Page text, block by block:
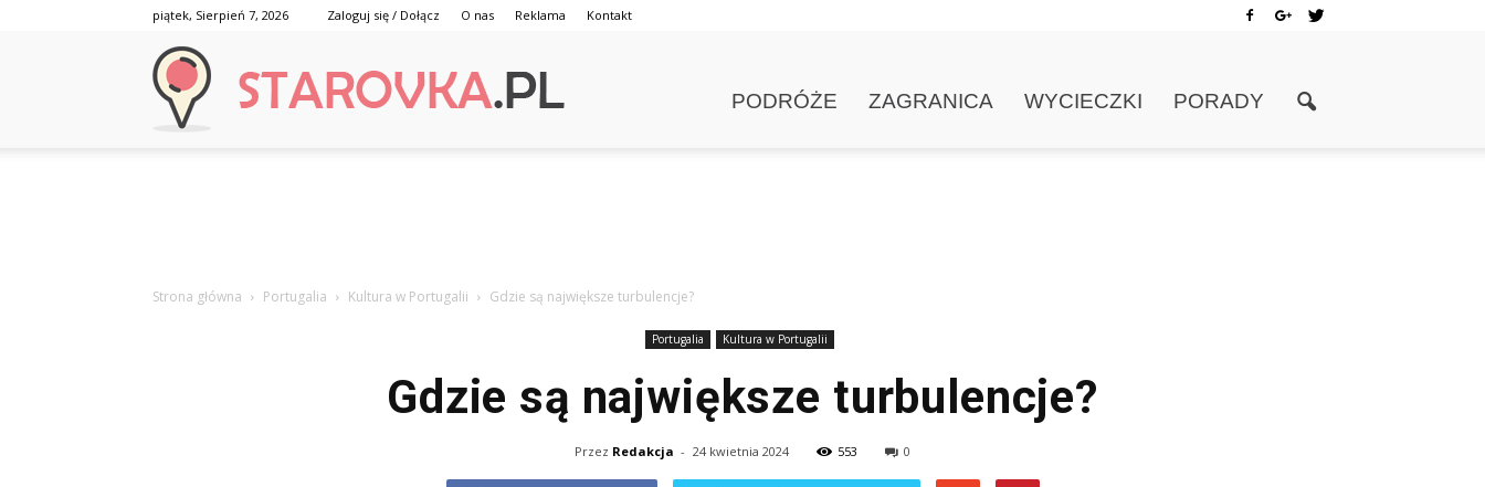
piątek, Sierpień 7, 2026 Zaloguj się / Dołącz O nas Reklama Kontakt
PODRÓŻE ZAGRANICA WYCIECZKI PORADY
Strona główna Portugalia Kultura w Portugalii Gdzie są największe turbulencje?
Portugalia Kultura w Portugalii
Gdzie są największe turbulencje?
Przez Redakcja - 24 kwietnia 2024 553 0